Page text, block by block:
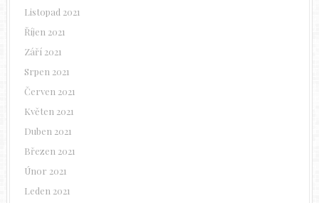
Listopad 2021
Říjen 2021
Září 2021
Srpen 2021
Červen 2021
Květen 2021
Duben 2021
Březen 2021
Únor 2021
Leden 2021